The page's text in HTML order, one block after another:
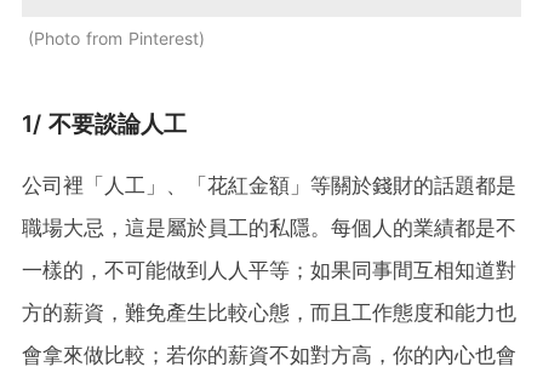
Photo from Pinterest
1/ 不要談論人工
公司裡「人工」、「花紅金額」等關於錢財的話題都是
職場大忌，這是屬於員工的私隱。每個人的業績都是不
一樣的，不可能做到人人平等；如果同事間互相知道對
方的薪資，難免產生比較心態，而且工作態度和能力也
會拿來做比較；若你的薪資不如對方高，你的內心也會